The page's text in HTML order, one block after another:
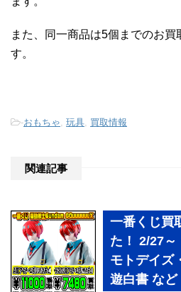
また、同一商品は5個までのお買
す。
-おもちゃ 玩具 買取情報
関連記事
一番くじ買
た！ 2/27～
モトデイズ
遊白書 など